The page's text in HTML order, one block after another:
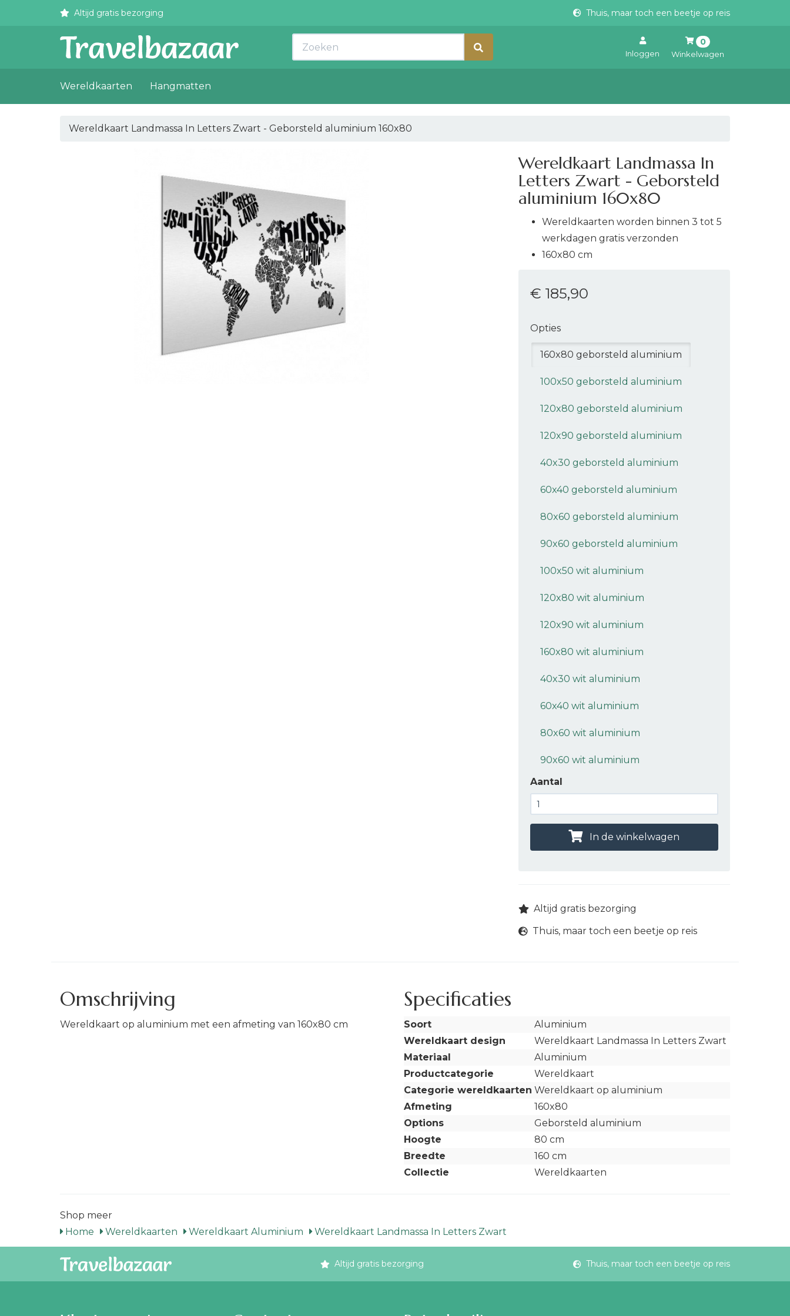
Altijd gratis bezorging Thuis, maar toch een beetje op reis
Zoeken
Inloggen
0
Winkelwagen
Wereldkaarten Hangmatten
Wereldkaart Landmassa In Letters Zwart - Geborsteld aluminium 160x80
Wereldkaart Landmassa In
Letters Zwart - Geborsteld
aluminium 160x80
Wereldkaarten worden binnen 3 tot 5
werkdagen gratis verzonden
160x80 cm
€ 185,90
Opties
160x80 geborsteld aluminium
100x50 geborsteld aluminium
120x80 geborsteld aluminium
120x90 geborsteld aluminium
40x30 geborsteld aluminium
60x40 geborsteld aluminium
80x60 geborsteld aluminium
90x60 geborsteld aluminium
100x50 wit aluminium
120x80 wit aluminium
120x90 wit aluminium
160x80 wit aluminium
40x30 wit aluminium
60x40 wit aluminium
80x60 wit aluminium
90x60 wit aluminium
Aantal
In de winkelwagen
Altijd gratis bezorging
Thuis, maar toch een beetje op reis
Omschrijving
Wereldkaart op aluminium met een afmeting van 160x80 cm
Specificaties
Soort
Aluminium
Wereldkaart design
Wereldkaart Landmassa In Letters Zwart
Materiaal
Aluminium
Productcategorie
Wereldkaart
Categorie wereldkaarten Wereldkaart op aluminium
Afmeting
160x80
Options
Geborsteld aluminium
Hoogte
80 cm
Breedte
160 cm
Collectie
Wereldkaarten
Shop meer
Home
Wereldkaarten Wereldkaart Aluminium Wereldkaart Landmassa In Letters Zwart
Altijd gratis bezorging Thuis, maar toch een beetje op reis